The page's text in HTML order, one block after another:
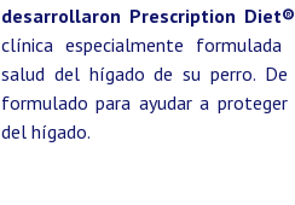
desarrollaron Prescription
clínica especialmente
salud del hígado de su perro.
formulado para ayudar a
del hígado.